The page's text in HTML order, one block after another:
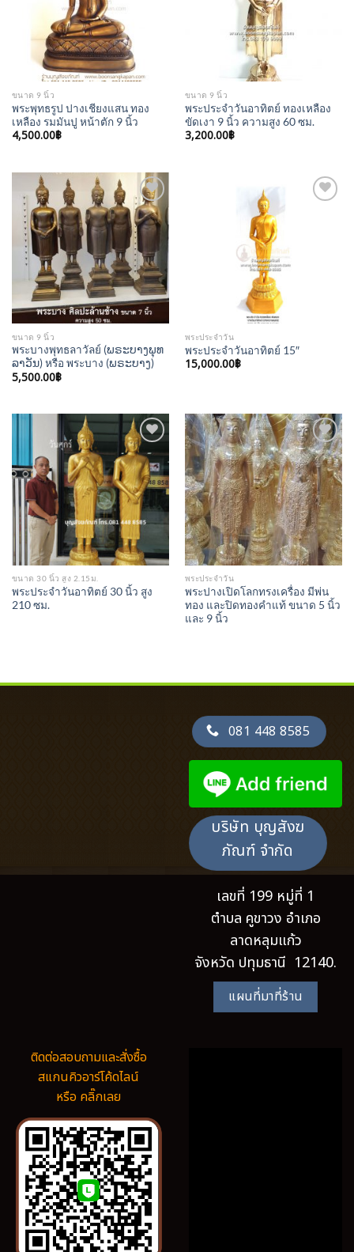
ขนาด 9 นิ้ว
พระพุทธรูป ปางเชียงแสน ทอง
เหลือง รมมันปู หน้าตัก 9 นิ้ว
4,500.00฿
ขนาด 9 นิ้ว
พระประจำวันอาทิตย์ ทองเหลือง
ขัดเงา 9 นิ้ว ความสูง 60 ซม.
3,200.00฿
Add to
Wishlist
ขนาด 9 นิ้ว
พระบางพุทธลาวัลย์ (ພຣະບາງພຸທ
ລາວັນ) หรือ พระบาง (ພຣະບາງ)
5,500.00฿
พระประจำวัน
พระประจำวันอาทิตย์ 15″
15,000.00฿
Add to
Wishlist
ขนาด 30 นิ้ว สูง 2.15ม.
พระประจำวันอาทิตย์ 30 นิ้ว สูง
210 ซม.
Add to
Wishlist
พระประจำวัน
พระปางเปิดโลกทรงเครื่อง มีพ่น
ทอง และปิดทองคำแท้ ขนาด 5 นิ้ว
และ 9 นิ้ว
081 448 8585
บริษัท บุญสังฆ
ภัณฑ์ จำกัด
เลขที่ 199 หมู่ที่ 1
ตำบล คูขาวง อำเภอ
ลาดหลุมแก้ว
จังหวัด ปทุมธานี 12140.
แผนที่มาที่ร้าน
ติดต่อสอบถามและสั่งซื้อ
สแกนคิวอาร์โค้ดไลน์
หรือ คลิ๊กเลย